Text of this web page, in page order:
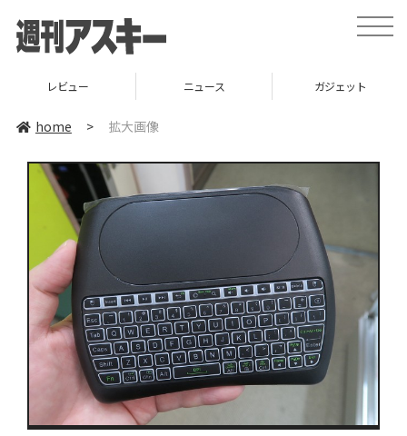
toggle
レビュー ニュース ガジェット
home > 拡大画像